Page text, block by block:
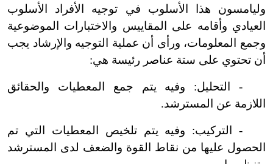
وليامسون هذا الأسلوب في توجيه الأفراد الأسلوب
العيادي وأقامه على المقاييس والاختبارات الموضوعية
وجمع المعلومات، ورأى أن عملية التوجيه والإرشاد يجب
أن تحتوي على ستة عناصر رئيسة هي:
-التحليل: وفيه يتم جمع المعطيات والحقائق
اللازمة عن المسترشد.
-التركيب: وفيه يتم تلخيص المعطيات التي تم
الحصول عليها من نقاط القوة والضعف لدى المسترشد